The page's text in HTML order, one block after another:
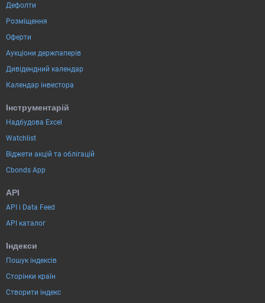
Дефолти
Розміщення
Оферти
Аукціони держпаперів
Дивідендний календар
Календар інвестора
Інструментарій
Надбудова Excel
Watchlist
Віджети акцій та облігацій
Cbonds App
API
API і Data Feed
API каталог
Індекси
Пошук індексів
Сторінки країн
Створити індекс